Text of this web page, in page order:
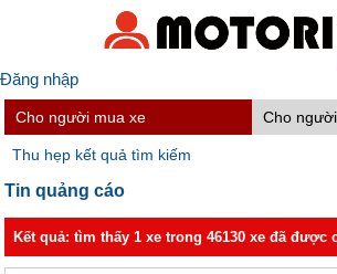
Đăng nhập
Cho người mua xe Cho
Thu hẹp kết quả tìm kiếm
Tin quảng cáo
Kết quả: tìm thấy 1 xe trong 46130 xe đã được